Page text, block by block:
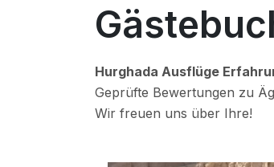
Hurghada Ausflüge
Geprüfte Bewertungen zu
Wir freuen uns über Ihre!